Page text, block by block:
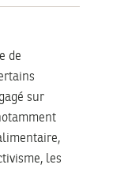
de
sur
les